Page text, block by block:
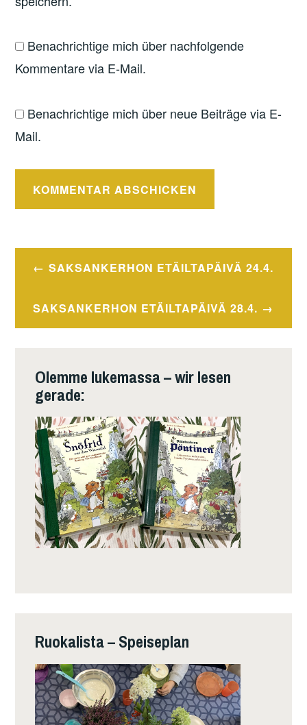
Benachrichtige mich über nachfolgende
Kommentare via E-Mail.
Benachrichtige mich über neue Beiträge via E-
Mail.
Beitragsnavigation
SAKSANKERHON ETÄILTAPÄIVÄ 24.4.
SAKSANKERHON ETÄILTAPÄIVÄ 28.4.
Olemme lukemassa – wir lesen
gerade:
Ruokalista – Speiseplan